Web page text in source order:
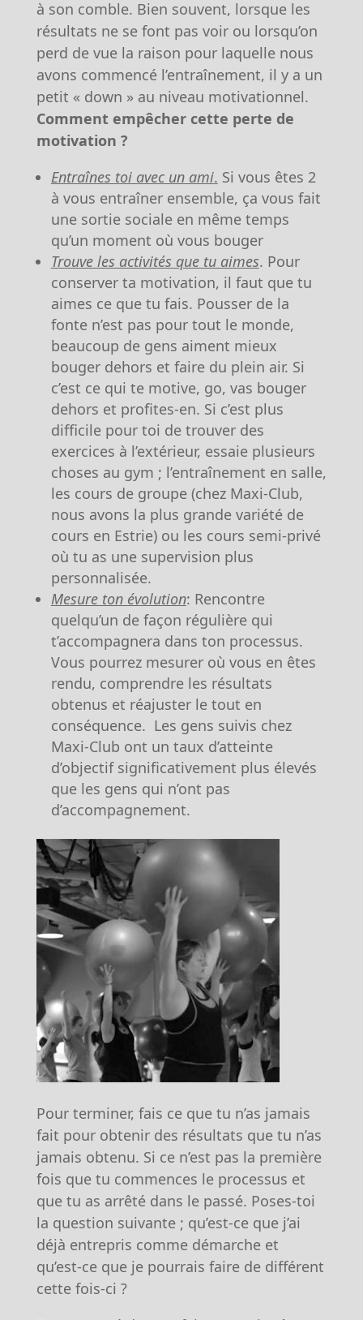
à son comble. Bien souvent, lorsque les
résultats ne se font pas voir ou lorsqu’on
perd de vue la raison pour laquelle nous
avons commencé l’entraînement, il y a un
petit « down » au niveau motivationnel.
Comment empêcher cette perte de
motivation ?
Entraînes toi avec un ami. Si vous êtes 2
à vous entraîner ensemble, ça vous fait
une sortie sociale en même temps
qu’un moment où vous bouger
Trouve les activités que tu aimes. Pour
conserver ta motivation, il faut que tu
aimes ce que tu fais. Pousser de la
fonte n’est pas pour tout le monde,
beaucoup de gens aiment mieux
bouger dehors et faire du plein air. Si
c’est ce qui te motive, go, vas bouger
dehors et profites-en. Si c’est plus
difficile pour toi de trouver des
exercices à l’extérieur, essaie plusieurs
choses au gym ; l’entraînement en salle,
les cours de groupe (chez Maxi-Club,
nous avons la plus grande variété de
cours en Estrie) ou les cours semi-privé
où tu as une supervision plus
personnalisée.
Mesure ton évolution: Rencontre
quelqu’un de façon régulière qui
t’accompagnera dans ton processus.
Vous pourrez mesurer où vous en êtes
rendu, comprendre les résultats
obtenus et réajuster le tout en
conséquence. Les gens suivis chez
Maxi-Club ont un taux d’atteinte
d’objectif significativement plus élevés
que les gens qui n’ont pas
d’accompagnement.
Pour terminer, fais ce que tu n’as jamais
fait pour obtenir des résultats que tu n’as
jamais obtenu. Si ce n’est pas la première
fois que tu commences le processus et
que tu as arrêté dans le passé. Poses-toi
la question suivante ; qu’est-ce que j’ai
déjà entrepris comme démarche et
qu’est-ce que je pourrais faire de différent
cette fois-ci ?